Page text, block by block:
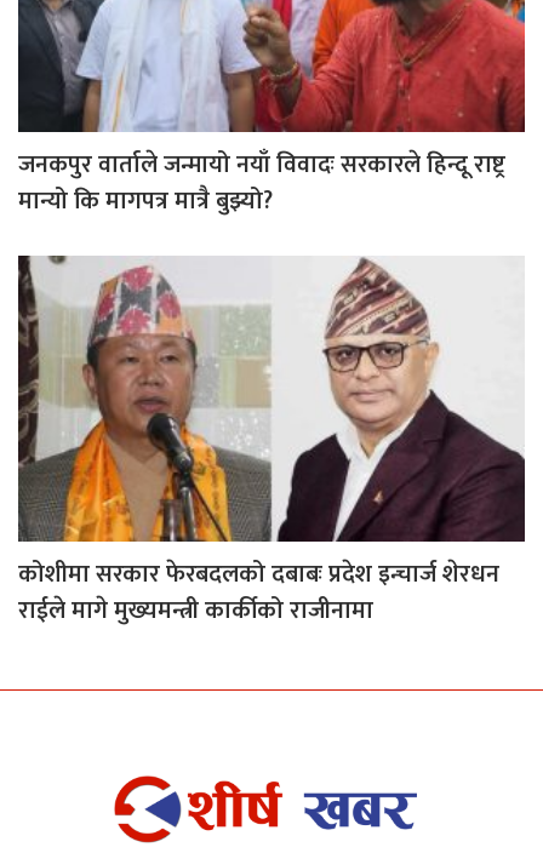
जनकपुर वार्ताले जन्मायो नयाँ विवादः सरकारले हिन्दू राष्ट्र
मान्यो कि मागपत्र मात्रै बुझ्यो?
कोशीमा सरकार फेरबदलको दबाबः प्रदेश इन्चार्ज शेरधन
राईले मागे मुख्यमन्त्री कार्कीको राजीनामा